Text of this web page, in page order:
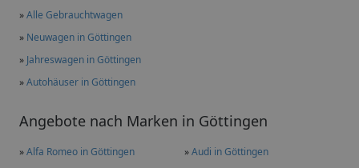
»Alle Gebrauchtwagen
» Neuwagen in Göttingen
» Jahreswagen in Göttingen
»Autohäuser in Göttingen
Angebote nach Marken in Göttingen
»Alfa Romeo in Göttingen »Audi in Göttingen